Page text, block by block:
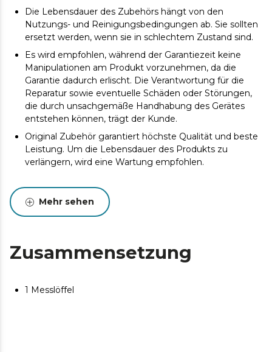
Die Lebensdauer des Zubehörs hängt von den
Nutzungs- und Reinigungsbedingungen ab. Sie sollten
ersetzt werden, wenn sie in schlechtem Zustand sind.
Es wird empfohlen, während der Garantiezeit keine
Manipulationen am Produkt vorzunehmen, da die
Garantie dadurch erlischt. Die Verantwortung für die
Reparatur sowie eventuelle Schäden oder Störungen,
die durch unsachgemäße Handhabung des Gerätes
entstehen können, trägt der Kunde.
Original Zubehör garantiert höchste Qualität und beste
Leistung. Um die Lebensdauer des Produkts zu
verlängern, wird eine Wartung empfohlen.
Mehr sehen
Zusammensetzung
1 Messlöffel